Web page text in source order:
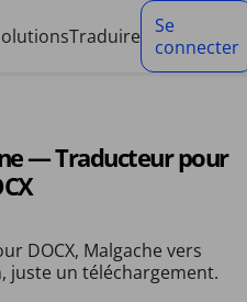
Traduire
Se
connecter
— Traducteur pour
DOCX, Malgache vers
juste un téléchargement.